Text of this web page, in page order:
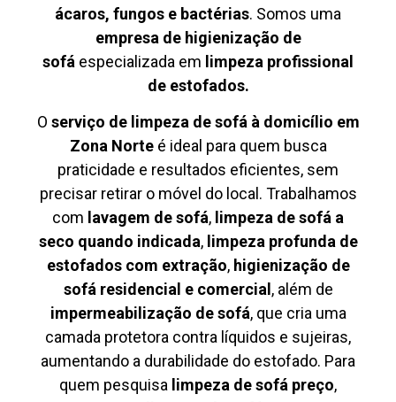
ácaros, fungos e bactérias. Somos uma
empresa de higienização de
sofá especializada em limpeza profissional
de estofados.
O serviço de limpeza de sofá à domicílio em
Zona Norteé ideal para quem busca
praticidade e resultados eficientes, sem
precisar retirar o móvel do local. Trabalhamos
com lavagem de sofá, limpeza de sofá a
seco quando indicada, limpeza profunda de
estofados com extração, higienização de
sofá residencial e comercial , além de
impermeabilização de sofá, que cria uma
camada protetora contra líquidos e sujeiras,
aumentando a durabilidade do estofado. Para
quem pesquisa limpeza de sofá preço,